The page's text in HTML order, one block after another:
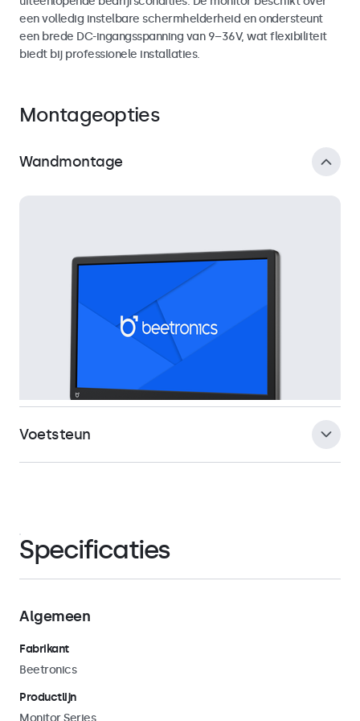
een volledig instelbare schermhelderheid en ondersteunt
een brede DC-ingangsspanning van 9–36V, wat flexibiliteit
biedt bij professionele installaties.
Montageopties
Wandmontage
VESA-mount aan de achterzijde van de monitor. Hiermee kan
de monitor in zowel landscape als portrait oriëntatie worden
Voetsteun
Specificaties
Algemeen
Fabrikant
Beetronics
Productlijn
Monitor Series